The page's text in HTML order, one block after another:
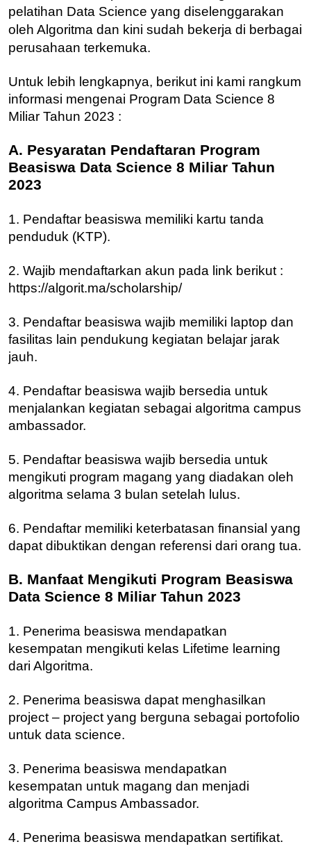
pelatihan Data Science yang diselenggarakan
oleh Algoritma dan kini sudah bekerja di berbagai
perusahaan terkemuka.
Untuk lebih lengkapnya, berikut ini kami rangkum
informasi mengenai Program Data Science 8
Miliar Tahun 2023 :
A. Pesyaratan Pendaftaran Program
Beasiswa Data Science 8 Miliar Tahun
2023
1. Pendaftar beasiswa memiliki kartu tanda
penduduk (KTP).
2. Wajib mendaftarkan akun pada link berikut :
https://algorit.ma/scholarship/
3. Pendaftar beasiswa wajib memiliki laptop dan
fasilitas lain pendukung kegiatan belajar jarak
jauh.
4. Pendaftar beasiswa wajib bersedia untuk
menjalankan kegiatan sebagai algoritma campus
ambassador.
5. Pendaftar beasiswa wajib bersedia untuk
mengikuti program magang yang diadakan oleh
algoritma selama 3 bulan setelah lulus.
6. Pendaftar memiliki keterbatasan finansial yang
dapat dibuktikan dengan referensi dari orang tua.
B. Manfaat Mengikuti Program Beasiswa
Data Science 8 Miliar Tahun 2023
1. Penerima beasiswa mendapatkan
kesempatan mengikuti kelas Lifetime learning
dari Algoritma.
2. Penerima beasiswa dapat menghasilkan
project – project yang berguna sebagai portofolio
untuk data science.
3. Penerima beasiswa mendapatkan
kesempatan untuk magang dan menjadi
algoritma Campus Ambassador.
4. Penerima beasiswa mendapatkan sertifikat.